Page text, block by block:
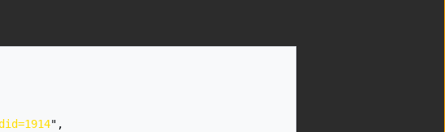
",